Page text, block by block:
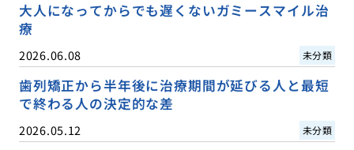
大人になってからでも遅くないガミースマイル治
療
2026.06.08 未分類
歯列矯正から半年後に治療期間が延びる人と最短
で終わる人の決定的な差
2026.05.12 未分類